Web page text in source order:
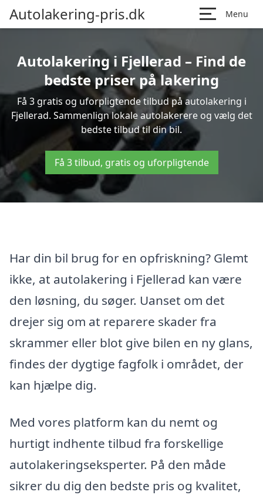
Autolakering-pris.dk Menu
Autolakering i Fjellerad – Find de
bedste priser på lakering
Få 3 gratis og uforpligtende tilbud på autolakering i
Fjellerad. Sammenlign lokale autolakerere og vælg det
bedste tilbud til din bil.
Få 3 tilbud, gratis og uforpligtende
Har din bil brug for en opfriskning? Glemt
ikke, at autolakering i Fjellerad kan være
den løsning, du søger. Uanset om det
drejer sig om at reparere skader fra
skrammer eller blot give bilen en ny glans,
findes der dygtige fagfolk i området, der
kan hjælpe dig.
Med vores platform kan du nemt og
hurtigt indhente tilbud fra forskellige
autolakeringseksperter. På den måde
sikrer du dig den bedste pris og kvalitet,